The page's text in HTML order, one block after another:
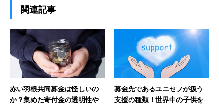
関連記事
赤い羽根共同募金は怪しいの
か？集めた寄付金の透明性や
募金先であるユニセフが扱う
支援の種類！世界中の子供を